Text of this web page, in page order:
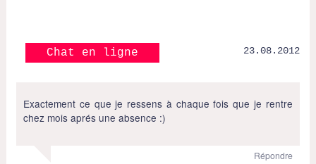
Chat en ligne 23.08.2012
Exactement ce que je ressens à chaque fois que je rentre
chez mois aprés une absence :)
Répondre